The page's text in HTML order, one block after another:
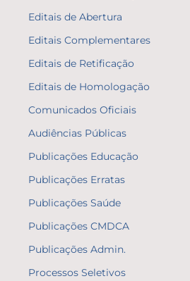
Editais de Abertura
Editais Complementares
Editais de Retificação
Editais de Homologação
Comunicados Oficiais
Audiências Públicas
Publicações Educação
Publicações Erratas
Publicações Saúde
Publicações CMDCA
Publicações Admin.
Processos Seletivos